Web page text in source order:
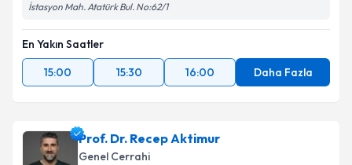
İstasyon Mah. Atatürk Bul. No:62/1
En Yakın Saatler
15:00
15:30 16:00 Daha Fazla
Prof. Dr. Recep Aktimur
Genel Cerrahi